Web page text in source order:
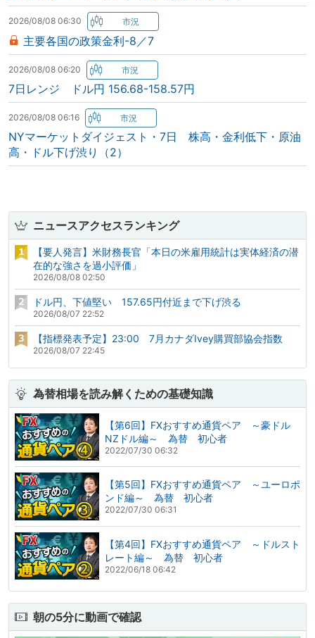
2026/08/08 06:30
主要各国の政策金利-8／7
2026/08/08 06:20
7日レンジ ドル円 156.68-158.57円
2026/08/08 06:16
NYマーケットダイジェスト・7日 株高・金利低下・原油
高・ドル下げ渋り（2）
ニュースアクセスランキング
【要人発言】米財務長官「本日の米雇用統計は実体経済の潜
在的な強さを過小評価」
2026/08/08 02:50
ドル円、下値堅い 157.65円付近まで下げ渋る
2026/08/07 22:52
【指標発表予定】23:00 7月カナダIvey購買部協会指数
2026/08/07 22:45
為替相場を読み解くための基礎知識
【第6回】FXおすすめ通貨ペア ～豪ドル
NZドル編～ 為替 初心者
2022/07/30 06:32
【第5回】FXおすすめ通貨ペア ～ユーロポ
ンド編～ 為替 初心者
2022/07/30 06:31
【第4回】FXおすすめ通貨ペア ～ドルスト
レート編～ 為替 初心者
2022/06/18 06:42
朝の5分に動画で確認